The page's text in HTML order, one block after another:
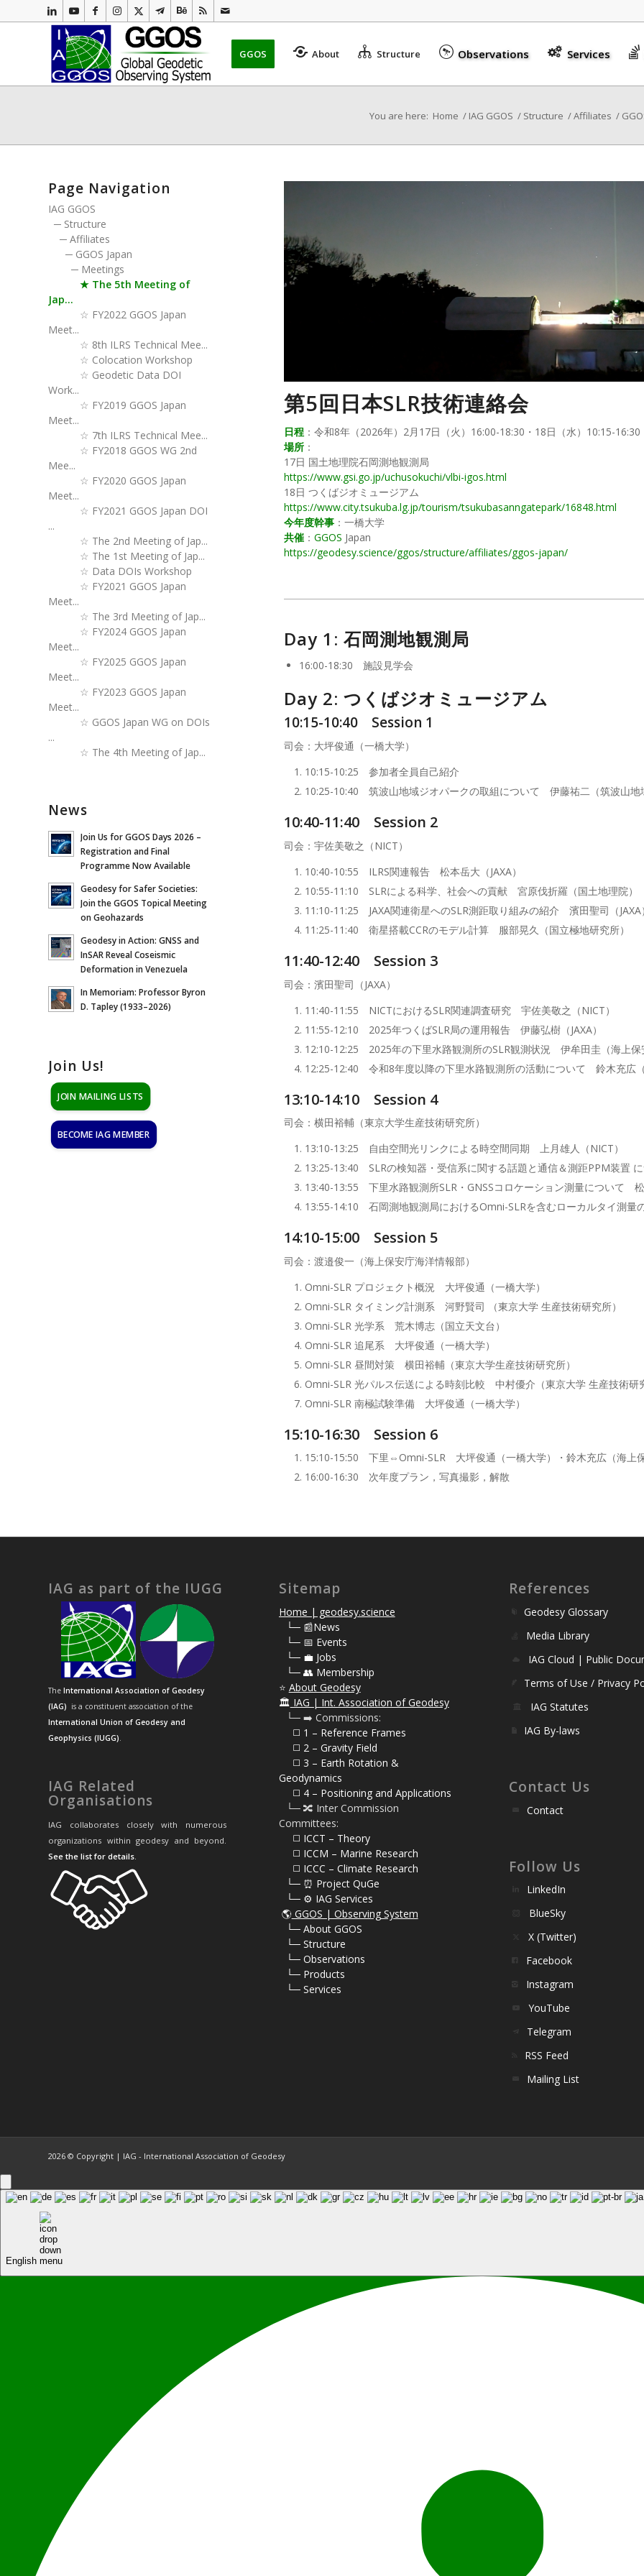
GGOS About Structure Observations Services
You are here: Home / IAG GGOS / Structure /Affiliates /
第5回日本SLR技術連絡会
日程 ：令和8年（2026年）2月17日（火）16:00-18:30・18日（水）10:15-16:30
場所 ：
17日 国土地理院石岡測地観測局
https://www.gsi.go.jp/uchusokuchi/vlbi-igos.html
18日 つくばジオミュージアム
https://www.city.tsukuba.lg.jp/tourism/tsukubasanngatepark/16848.html
今年度幹事 ：一橋大学
共催 ：GGOS Japan
https://geodesy.science/ggos/structure/affiliates/ggos-japan/
Day 1: 石岡測地観測局
16:00-18:30 施設見学会
Day 2: つくばジオミュージアム
10:15-10:40 Session 1
司会：大坪俊通（一橋大学）
10:15-10:25 参加者全員自己紹介
10:25-10:40 筑波山地域ジオパークの取組について 伊藤祐二（筑波山地
10:40-11:40 Session 2
司会：宇佐美敬之（NICT）
10:40-10:55 ILRS関連報告 松本岳大（JAXA）
10:55-11:10 SLRによる科学、社会への貢献 宮原伐折羅（国土地理院）
11:10-11:25 JAXA関連衛星へのSLR測距取り組みの紹介 濱田聖司（JAXA）
11:25-11:40 衛星搭載CCRのモデル計算 服部晃久（国立極地研究所）
11:40-12:40 Session 3
司会：濱田聖司（JAXA）
11:40-11:55 NICTにおけるSLR関連調査研究 宇佐美敬之（NICT）
11:55-12:10 2025年つくばSLR局の運用報告 伊藤弘樹（JAXA）
12:10-12:25 2025年の下里水路観測所のSLR観測状況 伊牟田圭（海上保
12:25-12:40 令和8年度以降の下里水路観測所の活動について 鈴木充広（
13:10-14:10 Session 4
司会：横田裕輔（東京大学生産技術研究所）
13:10-13:25 自由空間光リンクによる時空間同期 上月雄人（NICT）
13:25-13:40 SLRの検知器・受信系に関する話題と通信＆測距PPM装置
13:40-13:55 下里水路観測所SLR・GNSSコロケーション測量について 松
13:55-14:10 石岡測地観測局におけるOmni-SLRを含むローカルタイ測量
14:10-15:00 Session 5
司会：渡邉俊一（海上保安庁海洋情報部）
Omni-SLR プロジェクト概況 大坪俊通（一橋大学）
Omni-SLR タイミング計測系 河野賢司 （東京大学 生産技術研究所）
Omni-SLR 光学系 荒木博志（国立天文台）
Omni-SLR 追尾系 大坪俊通（一橋大学）
Omni-SLR 昼間対策 横田裕輔（東京大学生産技術研究所）
Omni-SLR 光パルス伝送による時刻比較 中村優介（東京大学 生産技術研
Omni-SLR 南極試験準備 大坪俊通（一橋大学）
15:10-16:30 Session 6
15:10-15:50 下里⇔Omni-SLR 大坪俊通（一橋大学）・鈴木充広（海上保
16:00-16:30 次年度プラン，写真撮影，解散
Page Navigation
IAG GGOS
─ Structure
─ Affiliates
─ GGOS Japan
─ Meetings
★ The 5th Meeting of
Jap...
☆ FY2022 GGOS Japan
Meet...
☆ 8th ILRS Technical Mee...
☆ Colocation Workshop
☆ Geodetic Data DOI
Work...
☆ FY2019 GGOS Japan
Meet...
☆ 7th ILRS Technical Mee...
☆ FY2018 GGOS WG 2nd
Mee...
☆ FY2020 GGOS Japan
Meet...
☆ FY2021 GGOS Japan DOI
...
☆ The 2nd Meeting of Jap...
☆ The 1st Meeting of Jap...
☆ Data DOIs Workshop
☆ FY2021 GGOS Japan
Meet...
☆ The 3rd Meeting of Jap...
☆ FY2024 GGOS Japan
Meet...
☆ FY2025 GGOS Japan
Meet...
☆ FY2023 GGOS Japan
Meet...
☆ GGOS Japan WG on DOIs
...
☆ The 4th Meeting of Jap...
News
Join Us for GGOS Days 2026 –
Registration and Final
Programme Now Available
Geodesy for Safer Societies:
Join the GGOS Topical Meeting
on Geohazards
Geodesy in Action: GNSS and
InSAR Reveal Coseismic
Deformation in Venezuela
In Memoriam: Professor Byron
D. Tapley (1933–2026)
Join Us!
JOIN MAILING LISTS
BECOME IAG MEMBER
IAG as part of the IUGG
The International Association of Geodesy
(IAG) is a constituent association of the
International Union of Geodesy and
Geophysics (IUGG)
IAG Related
Organisations
IAG collaborates closely with numerous
organizations within geodesy and beyond.
See the list for details
Sitemap
Home | geodesy.science
└─ 📰News
└─ 📅 Events
└─ 💼 Jobs
└─ 👥 Membership
⭐ About Geodesy
🏛️ IAG | Int. Association of Geodesy
⠀└─ ➡️ Commissions:
⠀⠀◻️ 1 – Reference Frames
⠀⠀◻️ 2 – Gravity Field
⠀⠀◻️ 3 – Earth Rotation &
Geodynamics
⠀⠀◻️ 4 – Positioning and Applications
⠀└─ 🔀 Inter Commission
Committees:
⠀⠀◻️ ICCT – Theory
⠀⠀◻️ ICCM – Marine Research
⠀⠀◻️ ICCC – Climate Research
⠀└─ ⏰ Project QuGe
⠀└─ ⚙️ IAG Services
🌎GGOS | Observing System
└─ About GGOS
└─ Structure
└─ Observations
└─ Products
└─ Services
References
Geodesy Glossary
Media Library
IAG Cloud | Public
Terms of Use / Privacy
IAG Statutes
IAG By-laws
Contact Us
Contact
Follow Us
LinkedIn
BlueSky
X (Twitter)
Facebook
Instagram
YouTube
Telegram
RSS Feed
Mailing List
2026 © Copyright | IAG - International Association of Geodesy
English